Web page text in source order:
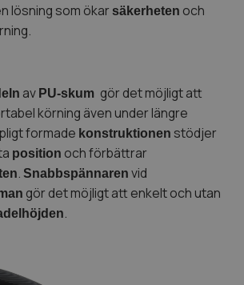
lösning som ökar säkerheten och
av PU-skum gör det möjligt att
körning även under längre
formade konstruktionen stödjer
position och förbättrar
. Snabbspännaren vid
gör det möjligt att enkelt och utan
.